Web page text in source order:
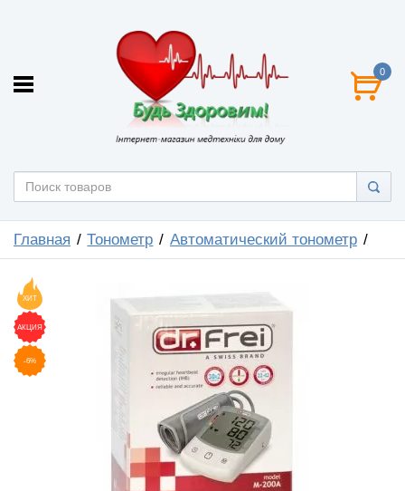
0
Главная Тонометр Автоматический тонометр
ХИТ
АКЦИЯ
-6%